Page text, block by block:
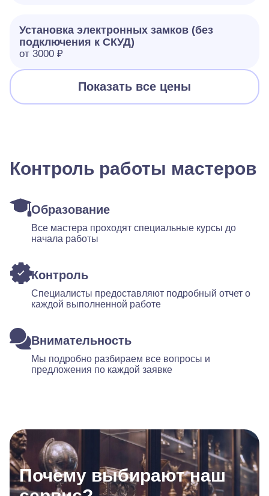
Установка электронных замков (без
подключения к СКУД)
от 3000 ₽
Показать все цены
Контроль работы мастеров
Образование
Все мастера проходят специальные курсы до
начала работы
Контроль
Специалисты предоставляют подробный отчет о
каждой выполненной работе
Внимательность
Мы подробно разбираем все вопросы и
предложения по каждой заявке
Почему выбирают наш